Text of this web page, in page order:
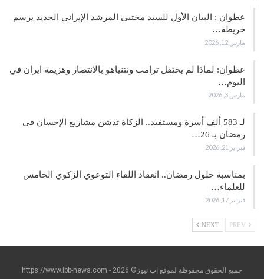
عطوان : البيان الأول للسيد مجتبى المرشد الإيراني الجديد يرسم
خريطة…
مارس 12, 2026
عطوان: لماذا لم يحتفل ترامب ونتنياهو بالانتصار وهزيمة ايران في
اليوم…
مارس 3, 2026
لـ 583 ألف أسرة ومستفيد.. الزكاة تدشن مشاريع الإحسان في
رمضان بـ 26…
فبراير 21, 2026
بمناسبة حلول رمضان.. انعقاد اللقاء التوعوي الزكوي الخامس
للعلماء…
فبراير 17, 2026
NEXT
جميع الحقوق محفوظة لموقع إب نيوز© https://www.ibb-news.com - 2026